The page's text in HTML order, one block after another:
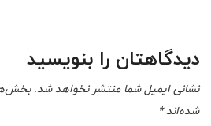
دیدگاهتان را بنویسید
نشانی ایمیل شما منتشر نخواهد شد.
شده‌اند*